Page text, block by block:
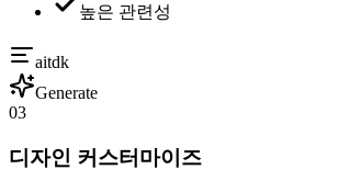
높은 관련성
aitdk
Generate
03
디자인 커스터마이즈